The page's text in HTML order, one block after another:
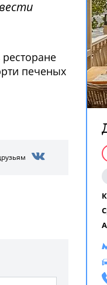
печеных